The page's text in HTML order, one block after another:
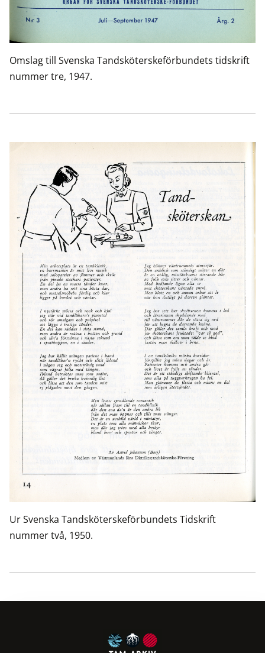
Omslag till Svenska Tandsköterskeförbundets tidskrift
nummer tre, 1947.
Ur Svenska Tandsköterskeförbundets Tidskrift
nummer två, 1950.